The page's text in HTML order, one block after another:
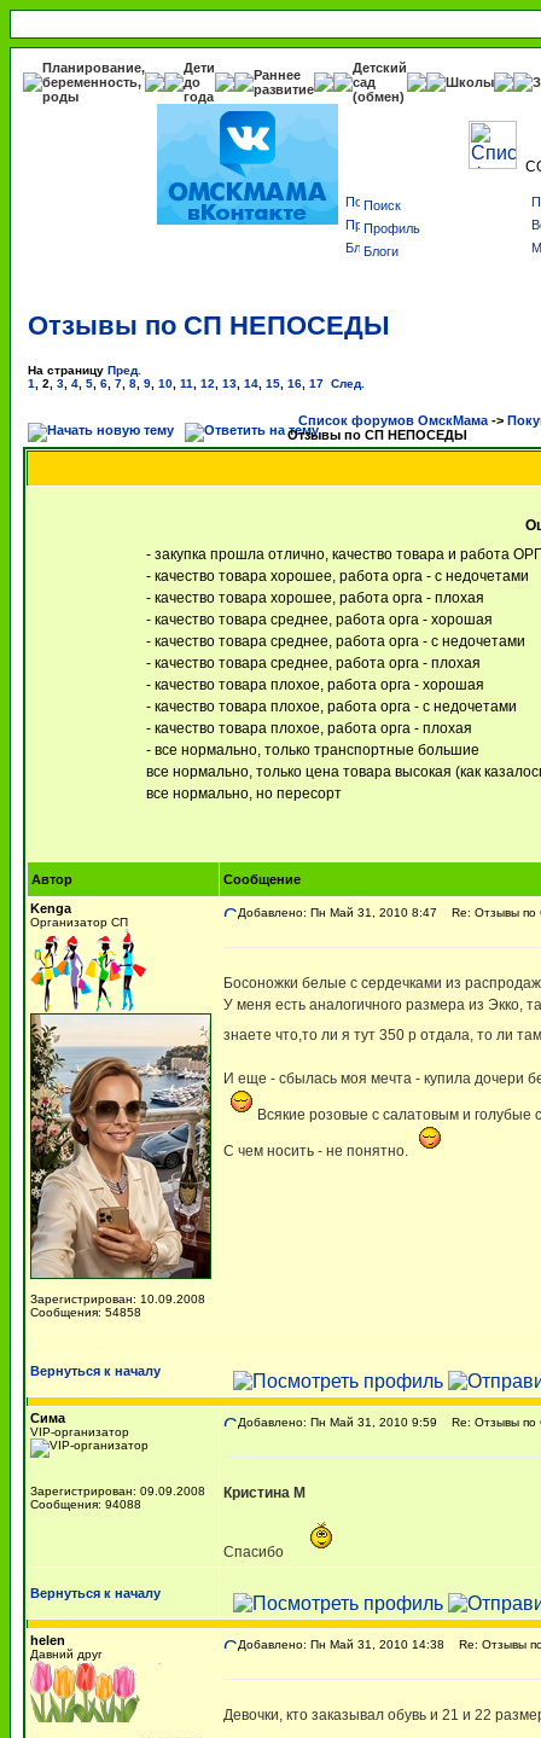
Планирование,
беременность,
роды
Дети
до
года
Раннее
развитие
Детский
сад
(обмен)
Школы
Поиск
Профиль
Блоги
Отзывы по СП НЕПОСЕДЫ
На страницу Пред.
1
2 3 4 5 6 7 8 9 10 11 12 13 14 15 16 17 След.
Список форумов ОмскМама ->
Отзывы по СП НЕПОСЕДЫ
- закупка прошла отлично, качество товара и работа
- качество товара хорошее, работа орга - с недочетами
- качество товара хорошее, работа орга - плохая
- качество товара среднее, работа орга - хорошая
- качество товара среднее, работа орга - с недочетами
- качество товара среднее, работа орга - плохая
- качество товара плохое, работа орга - хорошая
- качество товара плохое, работа орга - с недочетами
- качество товара плохое, работа орга - плохая
- все нормально, только транспортные большие
все нормально, только цена товара высокая (как
все нормально, но пересорт
Автор
Сообщение
Kenga
Организатор СП
Зарегистрирован: 10.09.2008
Сообщения: 54858
Добавлено: Пн Май 31, 2010 8:47 Re: Отзывы
Босоножки белые с сердечками из
У меня есть аналогичного размера из Экко,
знаете что,то ли я тут 350 р отдала, то ли
И еще - сбылась моя мечта - купила дочери
Всякие розовые с салатовым и голубые
С чем носить - не понятно.
Вернуться к началу
Сима
VIP-организатор
Зарегистрирован: 09.09.2008
Сообщения: 94088
Добавлено: Пн Май 31, 2010 9:59 Re: Отзывы
Кристина М
Спасибо
Вернуться к началу
helen
Давний друг
Добавлено: Пн Май 31, 2010 14:38 Re: Отзывы
Девочки, кто заказывал обувь и 21 и 22